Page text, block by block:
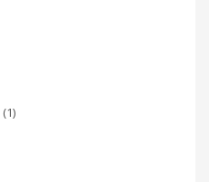
(1)